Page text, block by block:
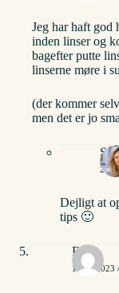
Jeg har haft god
inden linser og
bagefter putte
linserne møre i
(der kommer
men det er jo
25/
Dejligt at
tips 🙂
Eva
13/01/2023